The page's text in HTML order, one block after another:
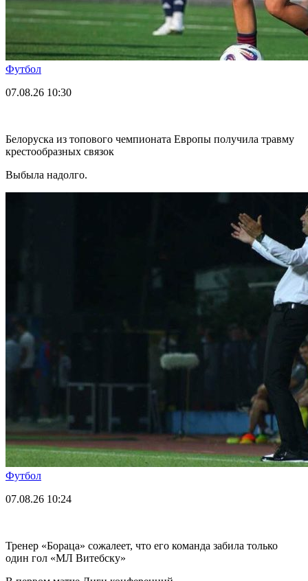
Футбол
07.08.26 10:30
Белоруска из топового чемпионата Европы получила травму
крестообразных связок
Выбыла надолго.
Футбол
07.08.26 10:24
Тренер «Бораца» сожалеет, что его команда забила только
один гол «МЛ Витебску»